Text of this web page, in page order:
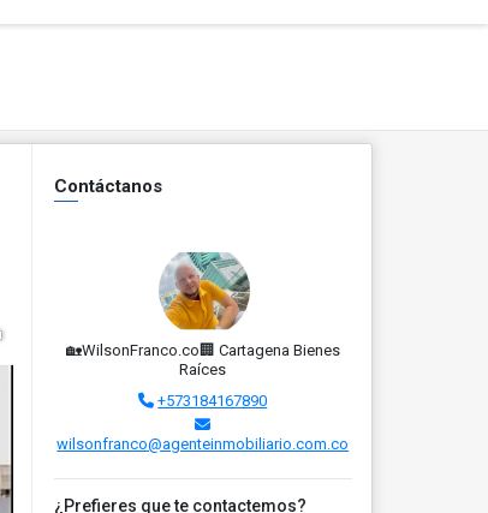
Contáctanos
🏡WilsonFranco.co🏢 Cartagena Bienes
Raíces
+573184167890
wilsonfranco@agenteinmobiliario.com.co
¿Prefieres que te contactemos?